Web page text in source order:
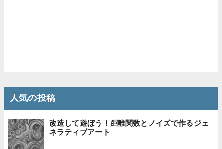
人気の投稿
改造して遊ぼう！距離関数とノイズで作るジェ
ネラティブアート